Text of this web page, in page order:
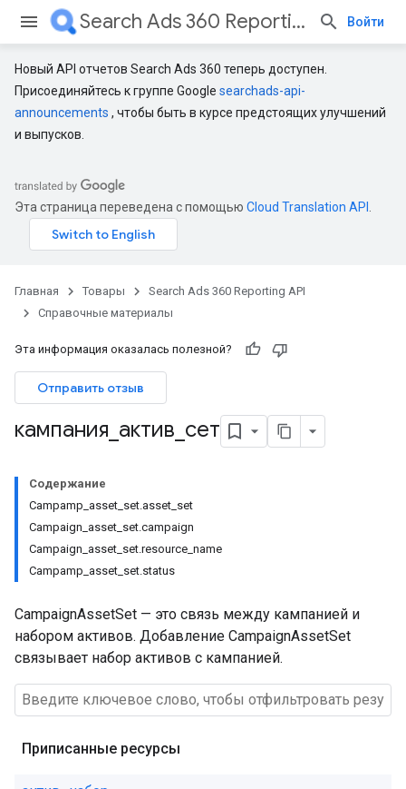
Search Ads 360 Reporting API Войти
Новый API отчетов Search Ads 360 теперь доступен.
Присоединяйтесь к группе Google searchads-api-
announcements , чтобы быть в курсе предстоящих улучшений
и выпусков.
Эта страница переведена с помощью Cloud Translation API
Главная Товары
Search Ads 360 Reporting API
Справочные материалы
Эта информация оказалась полезной?
Отправить отзыв
кампания актив сет
Содержание
Campamp_asset_set.asset_set
Campaign_asset_set.campaign
Campaign_asset_set.resource_name
Campamp_asset_set.status
CampaignAssetSet — это связь между кампанией и
набором активов. Добавление CampaignAssetSet
связывает набор активов с кампанией.
Приписанные ресурсы